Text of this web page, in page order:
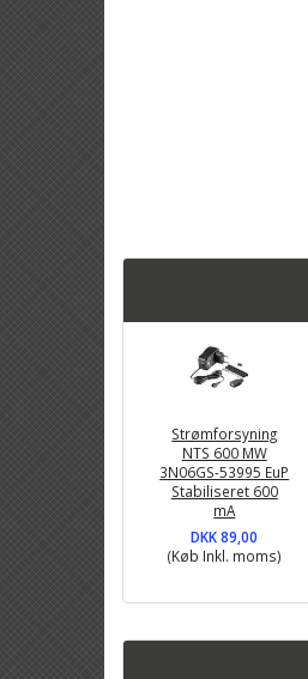
Strømforsyning
NTS 600 MW
3N06GS-53995 EuP
Stabiliseret 600
mA
DKK 89,00
(Køb Inkl. moms)